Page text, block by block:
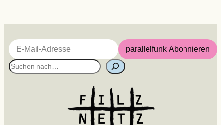
E-Mail-Adresse
parallelfunk Abonnieren
S
u